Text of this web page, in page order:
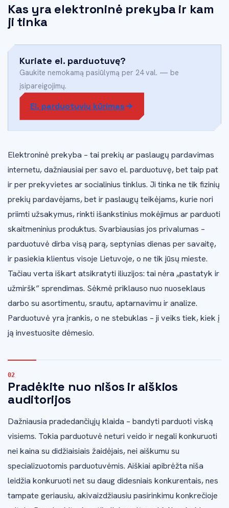
Kas yra elektroninė prekyba ir kam
ji tinka
Kuriate el. parduotuvę?
Gaukite nemokamą pasiūlymą per 24 val. — be
įsipareigojimų.
El. parduotuvių kūrimas
Elektroninė prekyba – tai prekių ar paslaugų pardavimas
internetu, dažniausiai per savo el. parduotuvę, bet taip pat
ir per prekyvietes ar socialinius tinklus. Ji tinka ne tik fizinių
prekių pardavėjams, bet ir paslaugų teikėjams, kurie nori
priimti užsakymus, rinkti išankstinius mokėjimus ar parduoti
skaitmeninius produktus. Svarbiausias jos privalumas –
parduotuvė dirba visą parą, septynias dienas per savaitę,
ir pasiekia klientus visoje Lietuvoje, o ne tik jūsų mieste.
Tačiau verta iškart atsikratyti iliuzijos: tai nėra „pastatyk ir
užmiršk” sprendimas. Sėkmė priklauso nuo nuoseklaus
darbo su asortimentu, srautu, aptarnavimu ir analize.
Parduotuvė yra įrankis, o ne stebuklas – ji veiks tiek, kiek į
ją investuosite dėmesio.
Pradėkite nuo nišos ir aiškios
auditorijos
Dažniausia pradedančiųjų klaida – bandyti parduoti viską
visiems. Tokia parduotuvė neturi veido ir negali konkuruoti
nei kaina su didžiaisiais žaidėjais, nei aiškumu su
specializuotomis parduotuvėmis. Aiškiai apibrėžta niša
leidžia konkuruoti net su daug didesniais konkurentais, nes
tampate geriausiu, akivaizdžiausiu pasirinkimu konkrečioje